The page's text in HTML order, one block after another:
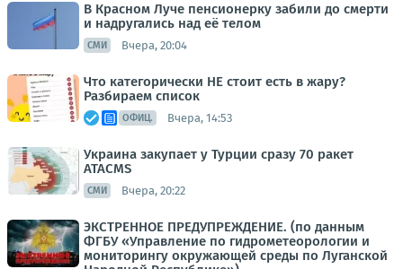
В Красном Луче пенсионерку забили до смерти
и надругались над её телом
СМИ Вчера, 20:04
Что категорически НЕ стоит есть в жару?
Разбираем список
ОФИЦ. Вчера, 14:53
Украина закупает у Турции сразу 70 ракет
ATACMS
СМИ Вчера, 20:22
ЭКСТРЕННОЕ ПРЕДУПРЕЖДЕНИЕ. (по данным
ФГБУ «Управление по гидрометеорологии и
мониторингу окружающей среды по Луганской